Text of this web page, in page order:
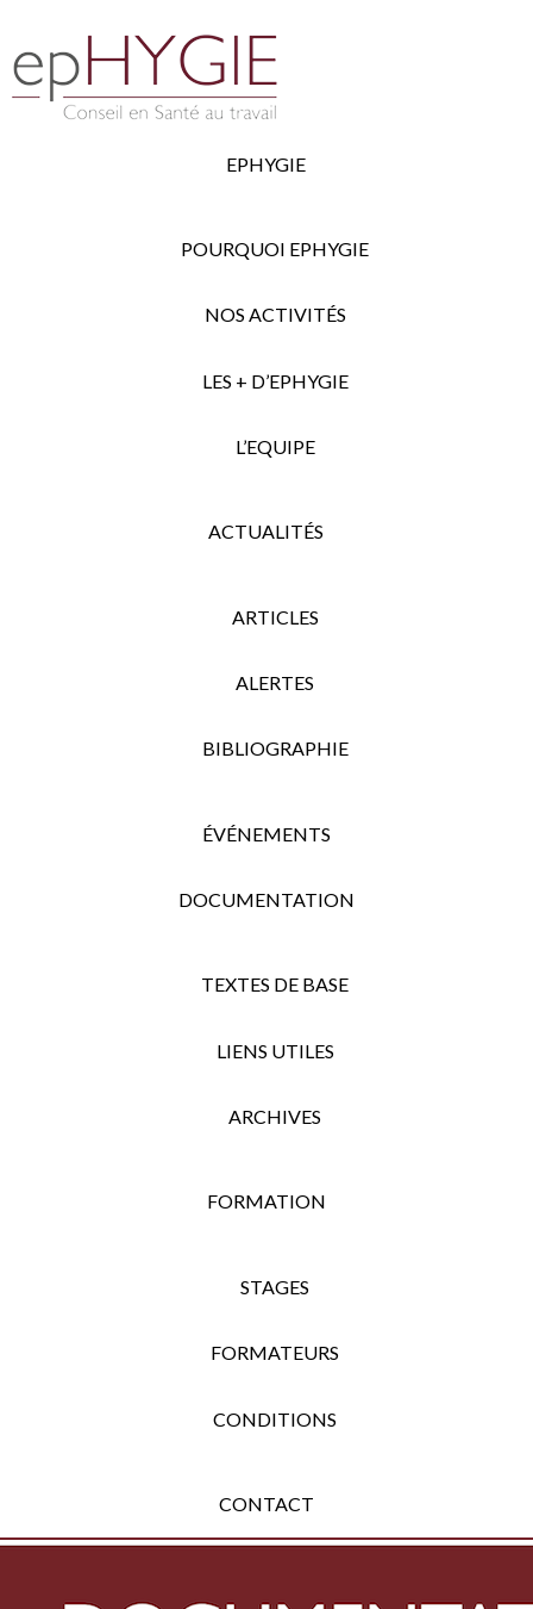
EPHYGIE
POURQUOI EPHYGIE
NOS ACTIVITÉS
LES + D’EPHYGIE
L’EQUIPE
ACTUALITÉS
ARTICLES
ALERTES
BIBLIOGRAPHIE
ÉVÉNEMENTS
DOCUMENTATION
TEXTES DE BASE
LIENS UTILES
ARCHIVES
FORMATION
STAGES
FORMATEURS
CONDITIONS
CONTACT